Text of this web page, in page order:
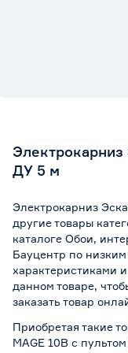
Электрокарниз
ДУ 5 м
Электрокарниз
другие товары
каталоге Обои,
Бауцентр по
характеристиками
данном товаре,
заказать товар
Приобретая такие
MAGE 10В с